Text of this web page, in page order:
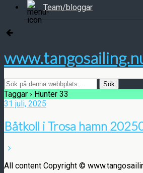
Team/bloggar
Taggar › Hunter 33
31 juli, 2025
Båtkoll i Trosa hamn
All content Copyright ©